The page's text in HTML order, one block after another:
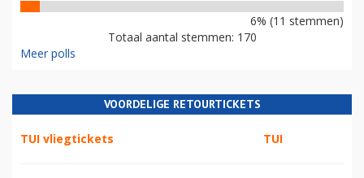
6% (11 stemmen)
Totaal aantal stemmen: 170
Meer polls
VOORDELIGE RETOURTICKETS
TUI vliegtickets TUI